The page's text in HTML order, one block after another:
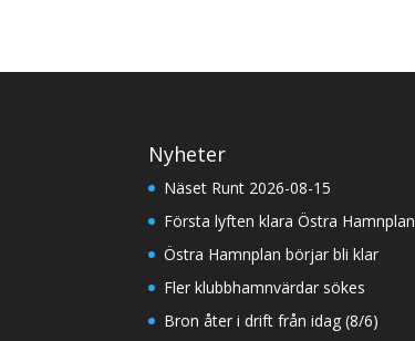
Nyheter
Näset Runt 2026-08-15
Första lyften klara Östra Hamnplan
Östra Hamnplan börjar bli klar
Fler klubbhamnvärdar sökes
Bron åter i drift från idag (8/6)